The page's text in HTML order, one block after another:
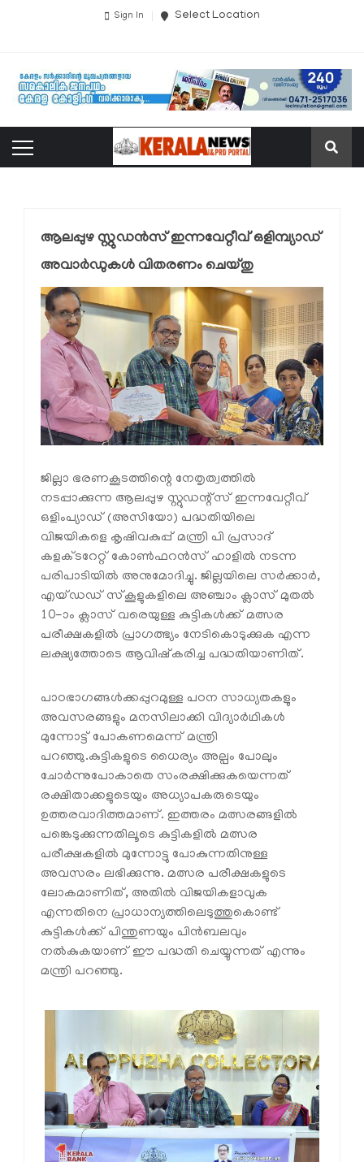
Sign In Select Location
ആലപ്പുഴ സ്റ്റുഡൻസ് ഇന്നവേറ്റീവ് ഒളിമ്പ്യാഡ്
അവാർഡുകൾ വിതരണം ചെയ്തു
ജില്ലാ ഭരണകൂടത്തിന്റെ നേതൃത്വത്തിൽ
നടപ്പാക്കുന്ന ആലപ്പുഴ സ്റ്റുഡന്റ്സ് ഇന്നവേറ്റീവ്
ഒളിംപ്യാഡ് (അസിയോ) പദ്ധതിയിലെ
വിജയികളെ കൃഷിവകുപ്പ് മന്ത്രി പി പ്രസാദ്
കളക്ടറേറ്റ് കോൺഫറൻസ് ഹാളിൽ നടന്ന
പരിപാടിയിൽ അനുമോദിച്ചു. ജില്ലയിലെ സർക്കാർ,
എയ്‌ഡഡ് സ്കൂളുകളിലെ അഞ്ചാം ക്ലാസ് മുതൽ
10-ാം ക്ലാസ് വരെയുള്ള കുട്ടികൾക്ക് മത്സര
പരീക്ഷകളിൽ പ്രാഗത്ഭ്യം നേടികൊടുക്കുക എന്ന
ലക്ഷ്യത്തോടെ ആവിഷ്കരിച്ച പദ്ധതിയാണിത്.
പാഠഭാഗങ്ങൾക്കപ്പുറമുള്ള പഠന സാധ്യതകളും
അവസരങ്ങളും മനസിലാക്കി വിദ്യാർഥികൾ
മുന്നോട്ട് പോകണമെന്ന് മന്ത്രി
പറഞ്ഞു.കുട്ടികളുടെ ധൈര്യം അല്പം പോലും
ചോർന്നുപോകാതെ സംരക്ഷിക്കുകയെന്നത്
രക്ഷിതാക്കളുടെയും അധ്യാപകരുടെയും
ഉത്തരവാദിത്തമാണ്. ഇത്തരം മത്സരങ്ങളിൽ
പങ്കെടുക്കുന്നതിലൂടെ കുട്ടികളിൽ മത്സര
പരീക്ഷകളിൽ മുന്നോട്ടു പോകുന്നതിനുള്ള
അവസരം ലഭിക്കുന്നു. മത്സര പരീക്ഷകളുടെ
ലോകമാണിത്, അതിൽ വിജയികളാവുക
എന്നതിനെ പ്രാധാന്യത്തിലെടുത്തുകൊണ്ട്
കുട്ടികൾക്ക് പിന്തുണയും പിൻബലവും
നൽകുകയാണ് ഈ പദ്ധതി ചെയ്യുന്നത് എന്നും
മന്ത്രി പറഞ്ഞു.